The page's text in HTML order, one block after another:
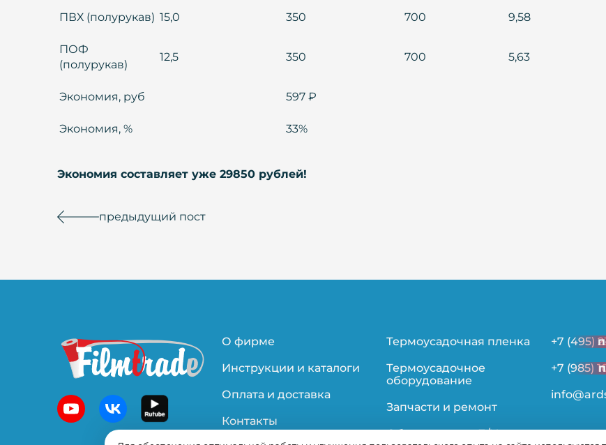
ПВХ (полурукав) 15,0 350 700 9,58
ПОФ
(полурукав)
12,5 350 700 5,63
Экономия, руб 597 ₽
Экономия, % 33%
Экономия составляет уже 29850 рублей!
предыдущий пост
О фирме
Инструкции и каталоги
Оплата и доставка
Контакты
Термоусадочная пленка
Термоусадочное
оборудование
Запчасти и ремонт
Оборудование Б/У
+7 (495)
+7 (985)